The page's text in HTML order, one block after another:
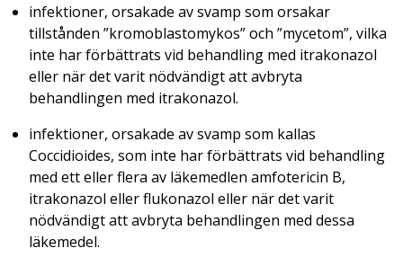
infektioner, orsakade av svamp som orsakar
tillstånden ”kromoblastomykos” och ”mycetom”, vilka
inte har förbättrats vid behandling med itrakonazol
eller när det varit nödvändigt att avbryta
behandlingen med itrakonazol.
infektioner, orsakade av svamp som kallas
Coccidioides, som inte har förbättrats vid behandling
med ett eller flera av läkemedlen amfotericin B,
itrakonazol eller flukonazol eller när det varit
nödvändigt att avbryta behandlingen med dessa
läkemedel.